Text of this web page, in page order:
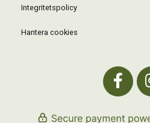
Integritetspolicy
Hantera cookies